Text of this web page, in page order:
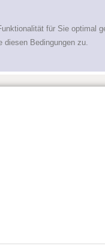
für Sie optimal
diesen Bedingungen zu.